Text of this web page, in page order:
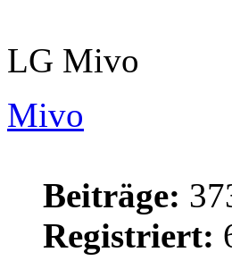
LG Mivo
Mivo
Beiträge:
Registriert: